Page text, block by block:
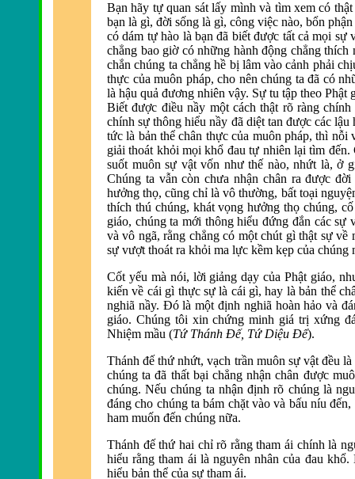
Bạn hãy tự quan sát lấy mình và tìm xem có
bạn là gì,đời sống là gì, công việc nào, bổn
có dám tự hào là bạnđã biếtđược tất cả mọi sự
chẳng bao giờ có những hànhđộng chẳng thích
chắn chúng ta chẳng hề bị lâm vào cảnh phải
thực của muôn pháp, cho nên chúng tađã có
là hậu quả đương nhiên vậy. Sự tu tập theo Phật
Biếtđược điều nầy một cách thật rõ ràng
chính sự thông hiểu nầy đã diệt tan được các lậu
tức là bản thể chân thực của muôn pháp, thì
giải thoát khỏi mọi khổ đau tự nhiên lại tìm đến.
suốt muôn sự vật vốn như thế nào, nhứt là, ở
Chúng ta vẫn còn chưa nhận chân rađược đời
hưởng thọ, cũng chỉ là vô thường, bất toại
thích thú chúng, khát vọng hưởng thọ chúng,
giáo, chúng ta mới thông hiểuđứng đắn các sự
và vô ngã, rằng chẳng có một chút gì thật sự về
sự vượt thoát ra khỏi ma lực kềm kẹp của chúng
Cốt yếu mà nói, lời giảng dạy của Phật giáo,
kiến về cái gì thực sự là cái gì, hay là bản thể
nghiã nầy. Đó là một định nghiã hoàn hảo và
giáo. Chúng tôi xin chứng minh giá trị xứng
Nhiệm mầu (Tứ Thánh Đế, Tứ Diệu Đế).
Thánhđế thứ nhứt, vạch trần muôn sự vật đều là
chúng tađã thất bại chẳng nhận chân được
chúng. Nếu chúng ta nhậnđịnh rõ chúng là
đáng cho chúng ta bám chặt vào và bấu níuđến,
ham muốn đến chúng nữa.
Thánh đế thứ hai chỉ rõ rằng tham ái chính là
hiểu rằng tham ái là nguyên nhân của đau khổ.
hiểu bản thể của sự tham ái.